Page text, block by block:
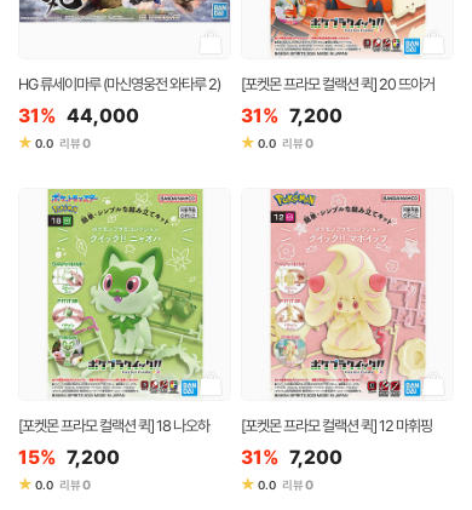
HG 류세이마루 (마신영웅전 와타루 2)
31% 44,000
★ 0.0 리뷰0
[포켓몬 프라모 컬랙션 퀵] 20 뜨아거
31% 7,200
★ 0.0 리뷰0
[포켓몬 프라모 컬랙션 퀵] 18 나오하
15% 7,200
★ 0.0 리뷰0
[포켓몬 프라모 컬랙션 퀵] 12 마휘핑
31% 7,200
★ 0.0 리뷰0